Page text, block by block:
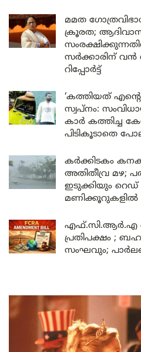
മമത
ക്രൂരത;
സർക്കാരിന് വൻ
റിപ്പോർട്ട്
‘കത്തിയത്
സ്വപ്നം:
കാർ കത്തിച്ച
പിടികൂടാതെ
കർക്കിടകം
അതിതീവ്ര മഴ;
ഇടുക്കിയും റെഡ്
മണിക്കൂറുകളിൽ
എഫ്.സി.ആർ.എ
പ്രതിപക്ഷം ;
സംഘവും;